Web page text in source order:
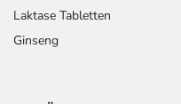
Laktase Tabletten
Ginseng